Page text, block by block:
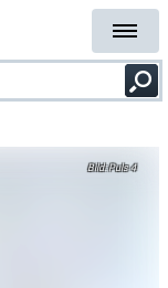
Puls 4